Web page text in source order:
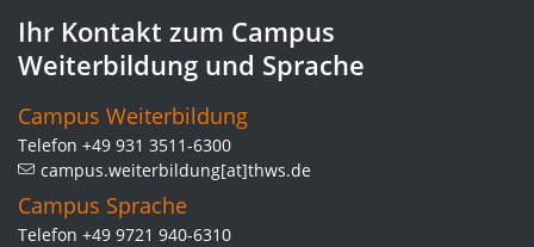
Ihr Kontakt zum Campus
Weiterbildung und Sprache
Campus Weiterbildung
Telefon +49 931 3511-6300
campus.weiterbildung[at]thws.de
Campus Sprache
Telefon +49 9721 940-6310